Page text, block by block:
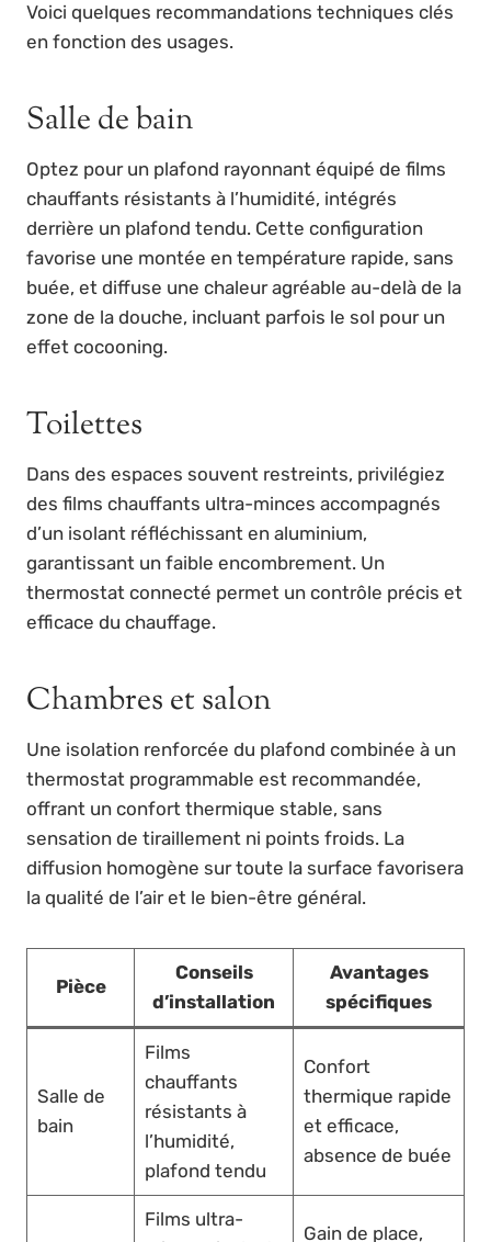
Voici quelques recommandations techniques clés
en fonction des usages.
Salle de bain
Optez pour un plafond rayonnant équipé de films
chauffants résistants à l’humidité, intégrés
derrière un plafond tendu. Cette configuration
favorise une montée en température rapide, sans
buée, et diffuse une chaleur agréable au-delà de la
zone de la douche, incluant parfois le sol pour un
effet cocooning.
Toilettes
Dans des espaces souvent restreints, privilégiez
des films chauffants ultra-minces accompagnés
d’un isolant réfléchissant en aluminium,
garantissant un faible encombrement. Un
thermostat connecté permet un contrôle précis et
efficace du chauffage.
Chambres et salon
Une isolation renforcée du plafond combinée à un
thermostat programmable est recommandée,
offrant un confort thermique stable, sans
sensation de tiraillement ni points froids. La
diffusion homogène sur toute la surface favorisera
la qualité de l’air et le bien-être général.
Pièce
Conseils
d’installation
Avantages
spécifiques
Salle de
bain
Films
chauffants
résistants à
l’humidité,
plafond tendu
Confort
thermique rapide
et efficace,
absence de buée
Films ultra-
Gain de place,